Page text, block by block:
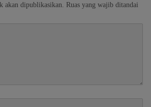
akan dipublikasikan.
Ruas yang wajib ditandai